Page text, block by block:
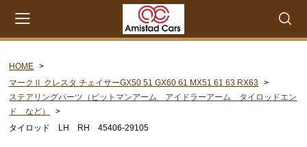
CATEGORY
HOME
マークⅡ クレスタ チェイサーGX50 51 GX60 61 MX51 61 63 RX63
ステアリングパーツ（ピットマンアーム アイドラーアーム タイロッドエン
ド など）
タイロッド LH RH 45406-29105